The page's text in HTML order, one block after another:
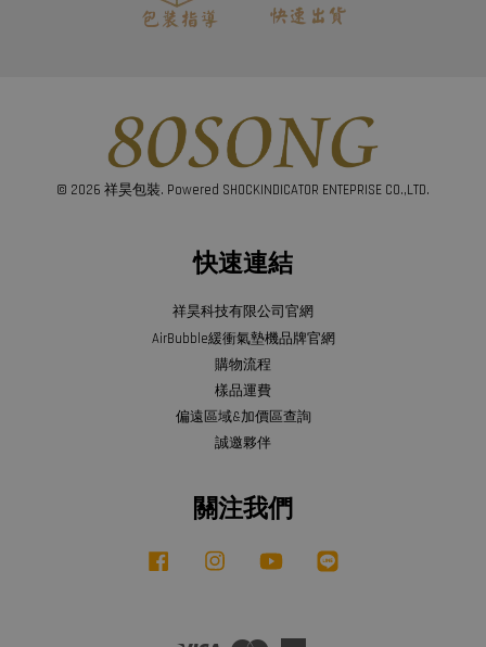
© 2026 祥昊包裝. Powered SHOCKINDICATOR ENTEPRISE CO.,LTD.
快速連結
祥昊科技有限公司官網
AirBubble緩衝氣墊機品牌官網
購物流程
樣品運費
偏遠區域&加價區查詢
誠邀夥伴
關注我們
Facebook Instagram YouTube